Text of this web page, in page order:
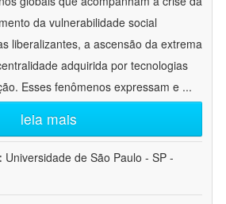
da vulnerabilidade social
liberalizantes, a ascensão da extrema
adquirida por tecnologias
Esses fenômenos expressam e ...
leia mais
Universidade de São Paulo - SP -